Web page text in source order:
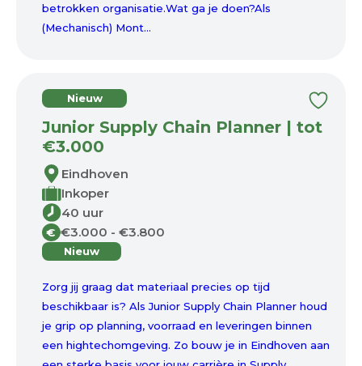
betrokken organisatie.Wat ga je doen?Als
(Mechanisch) Mont...
Nieuw
Junior Supply Chain Planner | tot
€3.000
Eindhoven
Inkoper
40 uur
€ €3.000 - €3.800
Nieuw
Zorg jij graag dat materiaal precies op tijd
beschikbaar is? Als Junior Supply Chain Planner houd
je grip op planning, voorraad en leveringen binnen
een hightechomgeving. Zo bouw je in Eindhoven aan